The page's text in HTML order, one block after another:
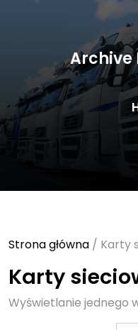
Archive
Strona główna / Karty
Karty
Wyświetlanie jednego